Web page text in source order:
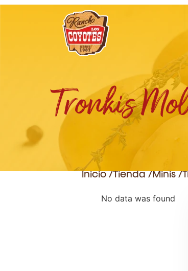
Tronkis
Inicio / Tienda / Minis /
No data was found